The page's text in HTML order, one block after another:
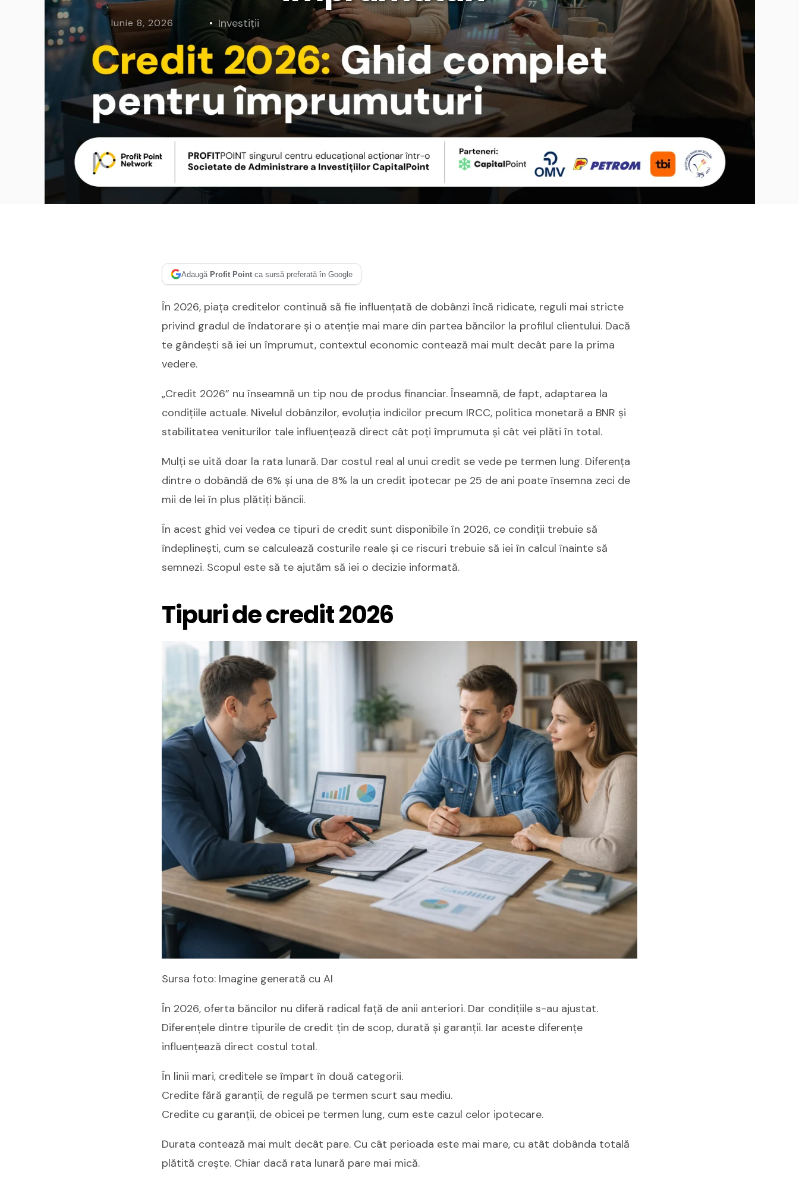
Curs Momentum
Curs Swing Trading
Curs Day Trading
Curs Algo Trading
Curs Growth Stocks
Curs Value Investing DCF
Tool Calendar Integrat
Tool Backtesting Portofoliu
Tool Momentum Score
Iunie 8, 2026 Investiții
Adaugă Profit Pointca sursă preferată în Google
În 2026, piața creditelor continuă să fie influențată de dobânzi încă ridicate, reguli mai stricte
privind gradul de îndatorare și o atenție mai mare din partea băncilor la profilul clientului. Dacă
te gândești să iei un împrumut, contextul economic contează mai mult decât pare la prima
vedere.
„Credit 2026” nu înseamnă un tip nou de produs financiar. Înseamnă, de fapt, adaptarea la
condițiile actuale. Nivelul dobânzilor, evoluția indicilor precum IRCC, politica monetară a BNR și
stabilitatea veniturilor tale influențează direct cât poți împrumuta și cât vei plăti în total.
Mulți se uită doar la rata lunară. Dar costul real al unui credit se vede pe termen lung. Diferența
dintre o dobândă de 6% și una de 8% la un credit ipotecar pe 25 de ani poate însemna zeci de
mii de lei în plus plătiți băncii.
În acest ghid vei vedea ce tipuri de credit sunt disponibile în 2026, ce condiții trebuie să
îndeplinești, cum se calculează costurile reale și ce riscuri trebuie să iei în calcul înainte să
semnezi. Scopul este să te ajutăm să iei o decizie informată.
Tipuri de credit 2026
Sursa foto: Imagine generată cu AI
În 2026, oferta băncilor nu diferă radical față de anii anteriori. Dar condițiile s-au ajustat.
Diferențele dintre tipurile de credit țin de scop, durată și garanții. Iar aceste diferențe
influențează direct costul total.
În linii mari, creditele se împart în două categorii.
Credite fără garanții, de regulă pe termen scurt sau mediu.
Credite cu garanții, de obicei pe termen lung, cum este cazul celor ipotecare.
Durata contează mai mult decât pare. Cu cât perioada este mai mare, cu atât dobânda totală
plătită crește. Chiar dacă rata lunară pare mai mică.